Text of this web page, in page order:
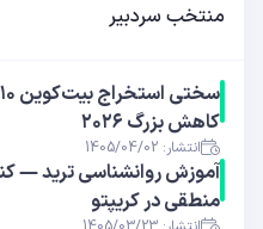
منتخب سردبیر
کاهش بزرگ ۲۰۲۶
انتشار: 1405/04/02
آموزش روانشناسی ترید —
منطقی در کریپتو